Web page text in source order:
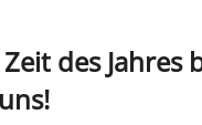
des Jahres